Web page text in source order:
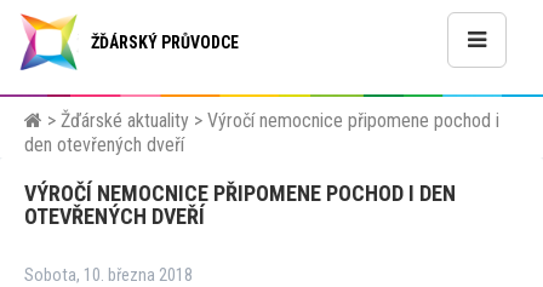
ŽĎÁRSKÝ PRŮVODCE
> Žďárské aktuality > Výročí nemocnice připomene pochod i
den otevřených dveří
VÝROČÍ NEMOCNICE PŘIPOMENE POCHOD I DEN
OTEVŘENÝCH DVEŘÍ
Sobota, 10. března 2018